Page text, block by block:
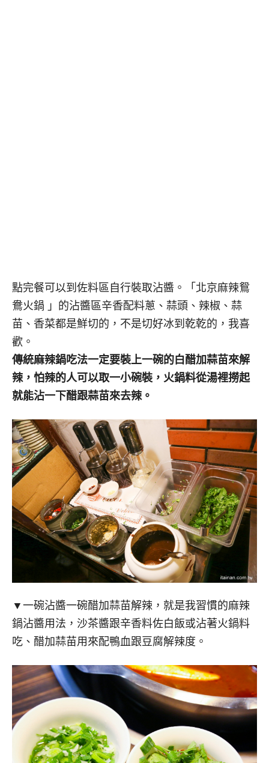
點完餐可以到佐料區自行裝取沾醬。「北京麻辣鴛
鴦火鍋 」的沾醬區辛香配料蔥、蒜頭、辣椒、蒜
苗、香菜都是鮮切的，不是切好冰到乾乾的，我喜
歡。
傳統麻辣鍋吃法一定要裝上一碗的白醋加蒜苗來解
辣，怕辣的人可以取一小碗裝，火鍋料從湯裡撈起
就能沾一下醋跟蒜苗來去辣。
▼一碗沾醬一碗醋加蒜苗解辣，就是我習慣的麻辣
鍋沾醬用法，沙茶醬跟辛香料佐白飯或沾著火鍋料
吃、醋加蒜苗用來配鴨血跟豆腐解辣度。